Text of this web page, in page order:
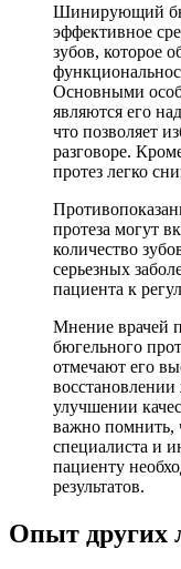
Шинирующий
эффективное
зубов, которое
Основными
являются его
что позволяет
разговоре.
протез легко
протеза могут
количество
серьезных
пациента к
Мнение врачей
бюгельного
отмечают его
улучшении
важно помнить,
специалиста и
пациенту
результатов.
Опыт других